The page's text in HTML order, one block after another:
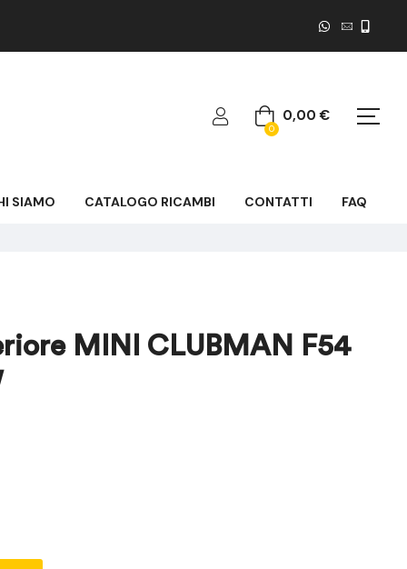
0
0,00€
SIAMO CATALOGO RICAMBI CONTATTI FAQ
MINI CLUBMAN F54